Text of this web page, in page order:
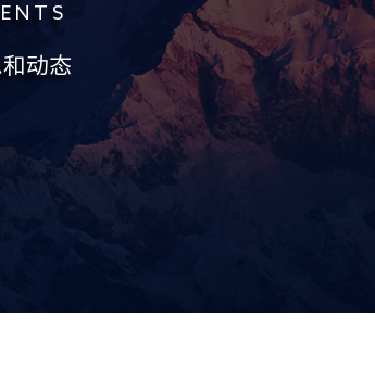
N T S
动态